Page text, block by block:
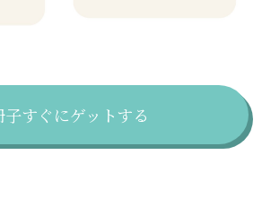
子すぐにゲットする